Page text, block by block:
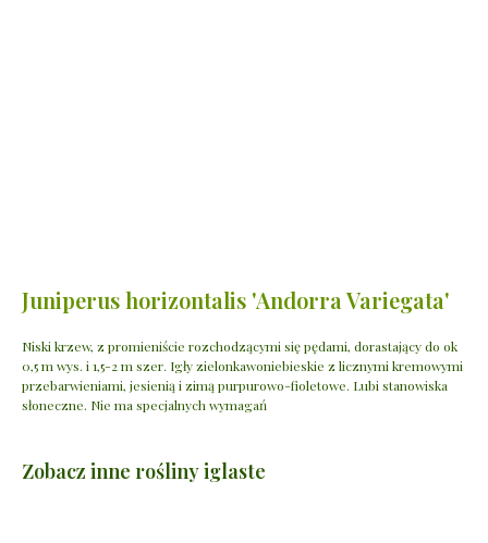
Juniperus horizontalis 'Andorra Variegata'
Niski krzew, z promieniście rozchodzącymi się pędami, dorastający do ok
0,5 m wys. i 1,5-2 m szer. Igły zielonkawoniebieskie z licznymi kremowymi
przebarwieniami, jesienią i zimą purpurowo-fioletowe. Lubi stanowiska
słoneczne. Nie ma specjalnych wymagań
Zobacz inne rośliny iglaste